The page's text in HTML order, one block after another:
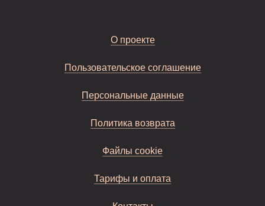
О проекте
Пользовательское соглашение
Персональные данные
Политика возврата
Файлы cookie
Тарифы и оплата